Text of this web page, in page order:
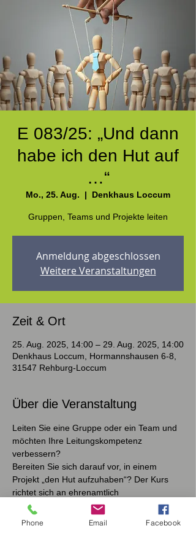
E 083/25: „Und dann
habe ich den Hut auf
…“
Mo., 25. Aug.
  |
Denkhaus Loccum
Gruppen, Teams und Projekte leiten
Anmeldung abgeschlossen
Weitere Veranstaltungen
Zeit & Ort
25. Aug. 2025, 14:00 – 29. Aug. 2025, 14:00
Denkhaus Loccum, Hormannshausen 6-8,
31547 Rehburg-Loccum
Über die Veranstaltung
Leiten Sie eine Gruppe oder ein Team und
möchten Ihre Leitungskompetenz
verbessern?
Bereiten Sie sich darauf vor, in einem
Projekt „den Hut aufzuhaben“? Der Kurs
richtet sich an ehrenamtlich
Engagierte im Bereich der Kirche.
Er bietet Ihnen die Möglichkeit, Kenntnisse
Phone Email Facebook